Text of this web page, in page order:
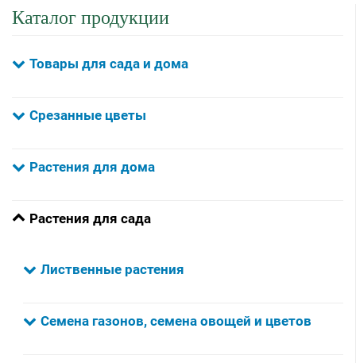
Каталог продукции
Товары для сада и дома
Срезанные цветы
Растения для дома
Растения для сада
Лиственные растения
Семена газонов, семена овощей и цветов